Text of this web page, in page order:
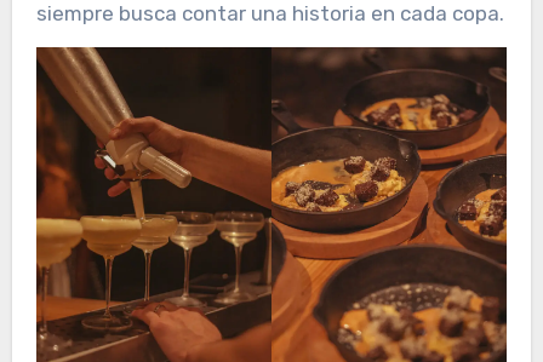
siempre busca contar una historia en cada copa.